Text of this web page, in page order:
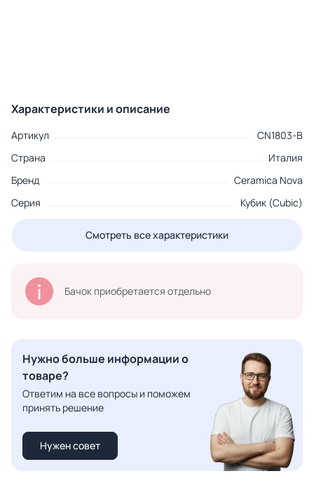
Характеристики и описание
Артикул
CN1803-B
Страна
Италия
Бренд
Ceramica Nova
Серия
Кубик (Cubic)
Смотреть все характеристики
Бачок приобретается отдельно
Нужно больше информации о
товаре?
Ответим на все вопросы и поможем
принять решение
Нужен совет